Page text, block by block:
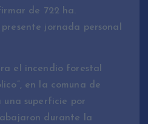
de 722 ha.
jornada personal
el incendio forestal
en la comuna de
superficie por
durante la